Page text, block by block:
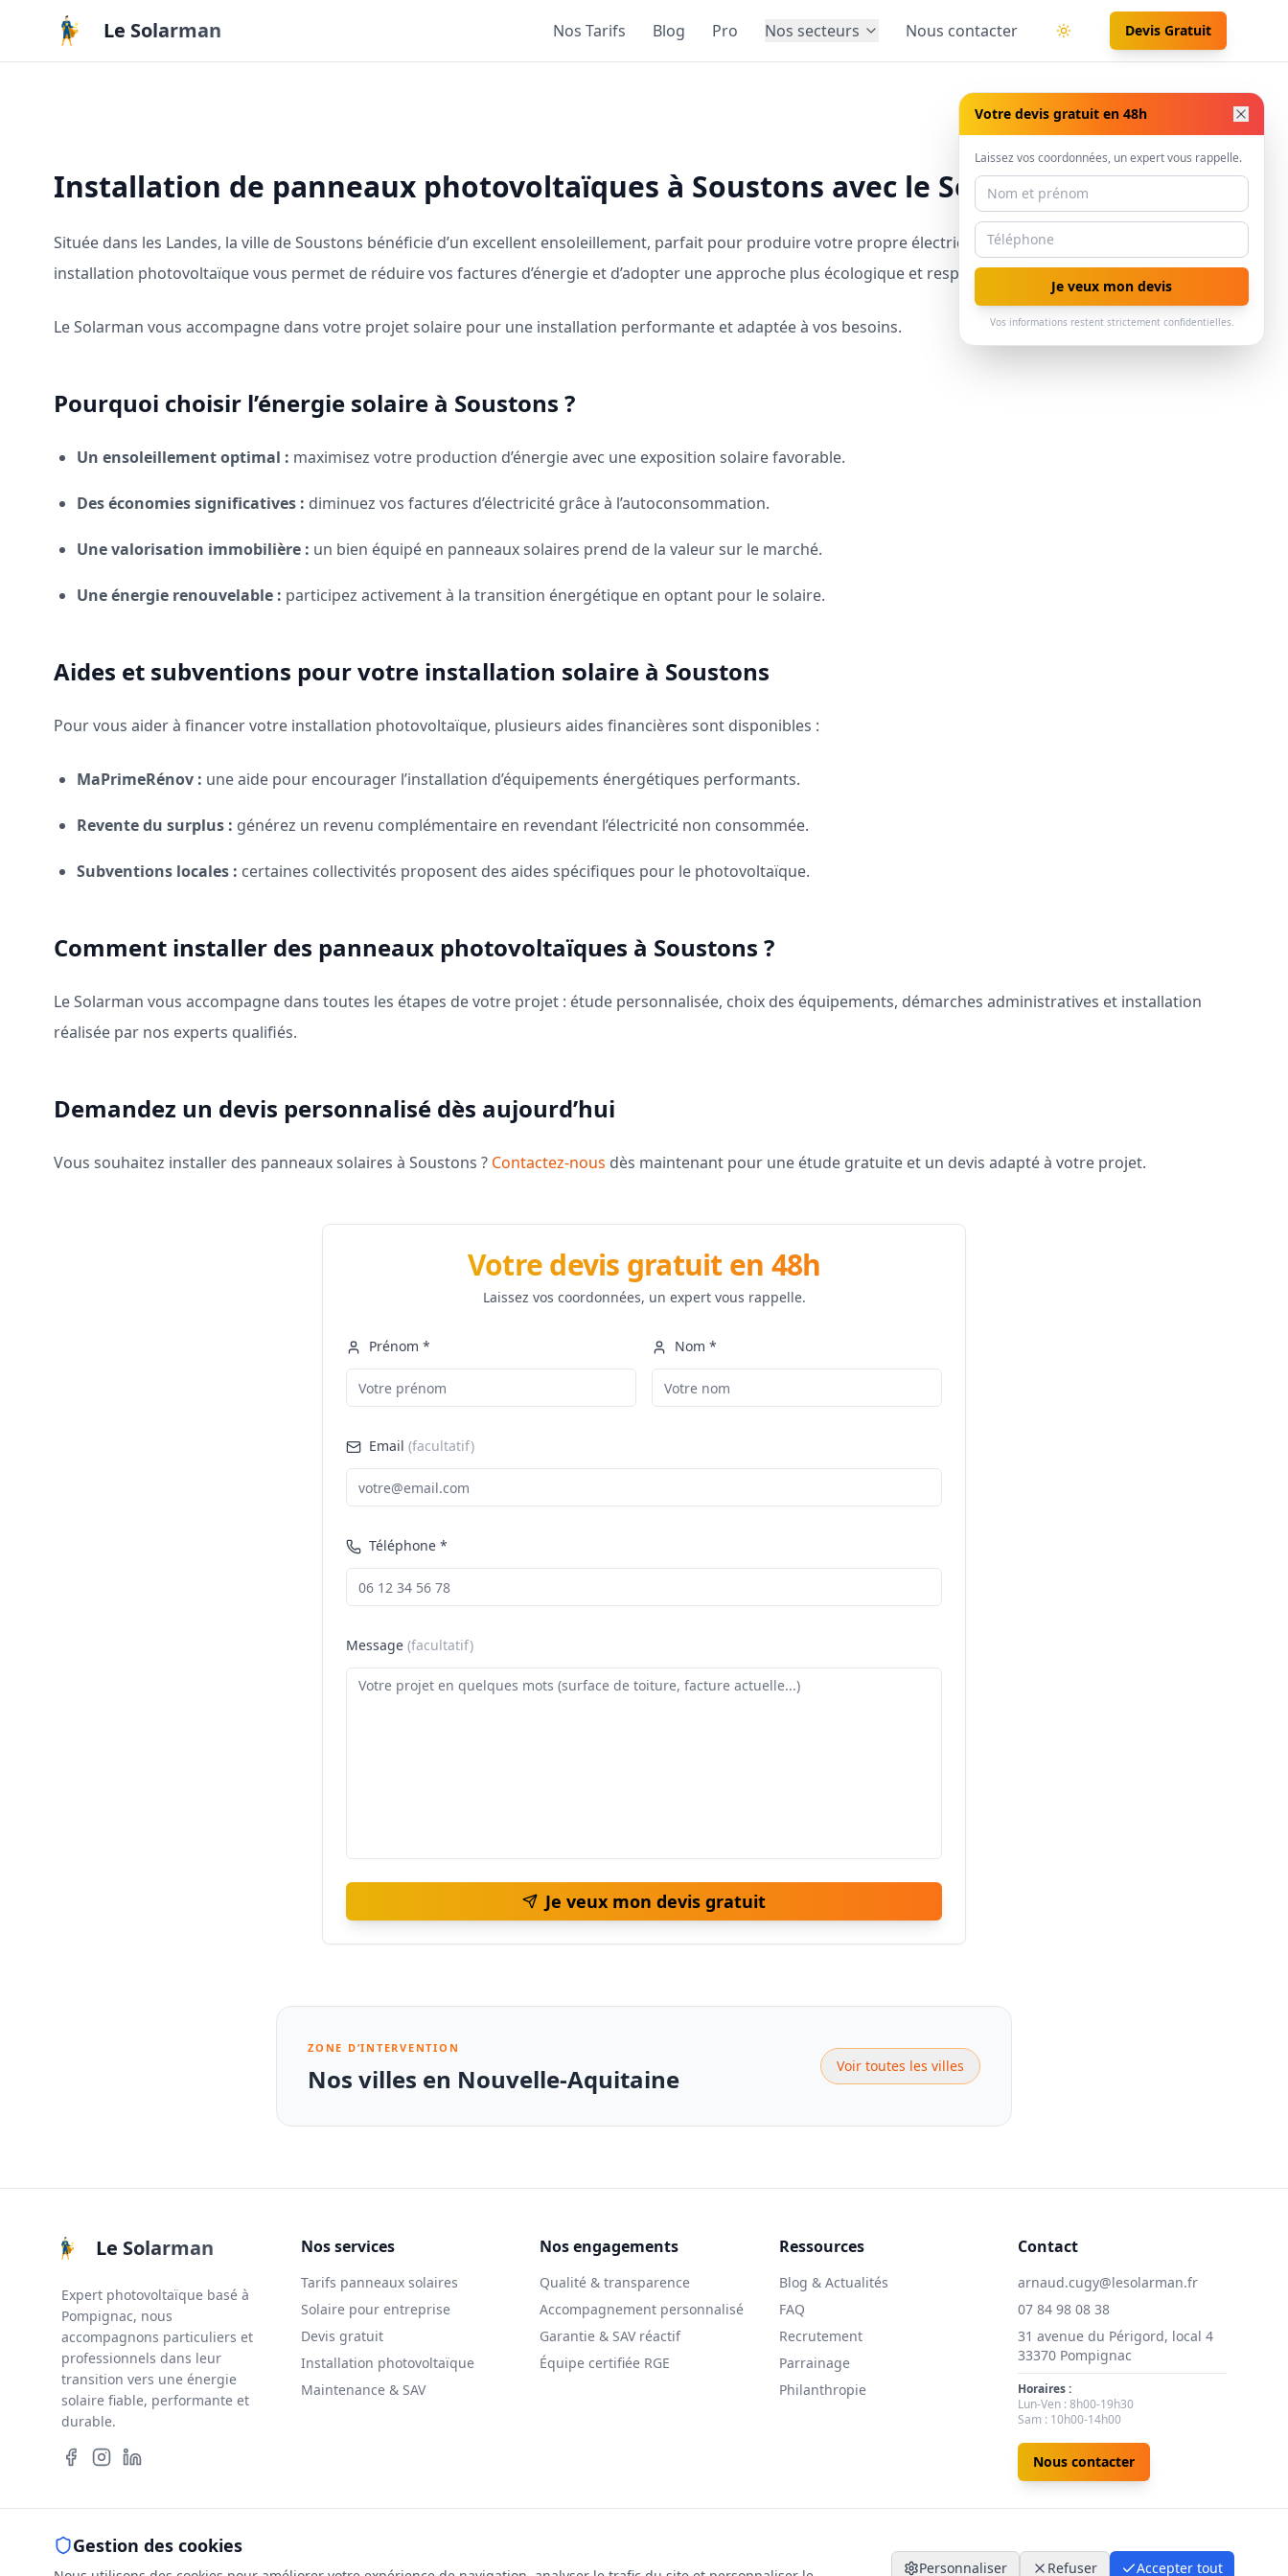
Aller au contenu principal
Le Solarman Nos Tarifs Blog Pro Nos secteurs Nous contacter Basculer le thème
Devis Gratuit
Installation de panneaux photovoltaïques à Soustons avec le Solarman
Située dans les Landes, la ville de Soustons bénéficie d’un excellent ensoleillement, parfait pour produire votre propre électricité grâce à l’énergie solaire. Une
installation photovoltaïque vous permet de réduire vos factures d’énergie et d’adopter une approche plus écologique et responsable.
Le Solarman vous accompagne dans votre projet solaire pour une installation performante et adaptée à vos besoins.
Pourquoi choisir l’énergie solaire à Soustons ?
Un ensoleillement optimal : maximisez votre production d’énergie avec une exposition solaire favorable.
Des économies significatives : diminuez vos factures d’électricité grâce à l’autoconsommation.
Une valorisation immobilière : un bien équipé en panneaux solaires prend de la valeur sur le marché.
Une énergie renouvelable : participez activement à la transition énergétique en optant pour le solaire.
Aides et subventions pour votre installation solaire à Soustons
Pour vous aider à financer votre installation photovoltaïque, plusieurs aides financières sont disponibles :
MaPrimeRénov : une aide pour encourager l’installation d’équipements énergétiques performants.
Revente du surplus : générez un revenu complémentaire en revendant l’électricité non consommée.
Subventions locales : certaines collectivités proposent des aides spécifiques pour le photovoltaïque.
Comment installer des panneaux photovoltaïques à Soustons ?
Le Solarman vous accompagne dans toutes les étapes de votre projet : étude personnalisée, choix des équipements, démarches administratives et installation
réalisée par nos experts qualifiés.
Demandez un devis personnalisé dès aujourd’hui
Vous souhaitez installer des panneaux solaires à Soustons ? Contactez-nous dès maintenant pour une étude gratuite et un devis adapté à votre projet.
Votre devis gratuit en 48h
Laissez vos coordonnées, un expert vous rappelle.
Prénom * Nom *
Email (facultatif)
Téléphone *
Message (facultatif)
Je veux mon devis gratuit
ZONE D’INTERVENTION
Nos villes en Nouvelle-Aquitaine Voir toutes les villes
Le Solarman
Expert photovoltaïque basé à
Pompignac, nous
accompagnons particuliers et
professionnels dans leur
transition vers une énergie
solaire fiable, performante et
durable.
Nos services
Tarifs panneaux solaires
Solaire pour entreprise
Devis gratuit
Installation photovoltaïque
Maintenance & SAV
Nos engagements
Qualité & transparence
Accompagnement personnalisé
Garantie & SAV réactif
Équipe certifiée RGE
Ressources
Blog & Actualités
FAQ
Recrutement
Parrainage
Philanthropie
Contact
arnaud.cugy@lesolarman.fr
07 84 98 08 38
31 avenue du Périgord, local 4
33370 Pompignac
Horaires :
Lun-Ven : 8h00-19h30
Sam : 10h00-14h00
Nous contacter
Mentions légales|Politique de cookies |Gestion des cookies|Politique de confidentialité
Votre devis gratuit en 48h
Laissez vos coordonnées, un expert vous rappelle.
Je veux mon devis
Vos informations restent strictement confidentielles.
Gestion des cookies
Personnaliser Refuser Accepter tout